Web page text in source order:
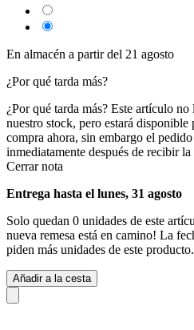
En almacén a partir del 21 agosto
¿Por qué tarda más?
¿Por qué tarda más? Este artículo no
nuestro stock, pero estará disponible
compra ahora, sin embargo el
inmediatamente después de recibir
Cerrar nota
Entrega hasta el lunes, 31 agosto
Solo quedan 0 unidades de este
nueva remesa está en camino! La
piden más unidades de este producto.
Añadir a la cesta